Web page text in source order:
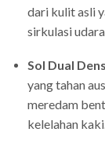
dari kulit asli
sirkulasi
Sol Dual
yang tahan
meredam
kelelahan